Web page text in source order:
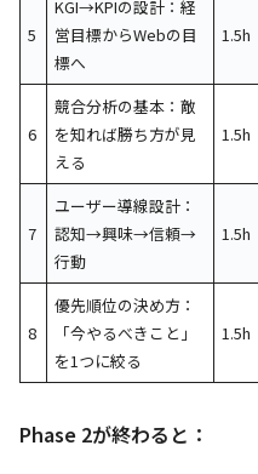
5
KGI→KPIの設計：経
営目標からWebの目
標へ
1.5h
6
競合分析の基本：敵
を知れば勝ち方が見
える
1.5h
7
ユーザー導線設計：
認知→興味→信頼→
行動
1.5h
8
優先順位の決め方：
「今やるべきこと」
を1つに絞る
1.5h
Phase 2が終わると：